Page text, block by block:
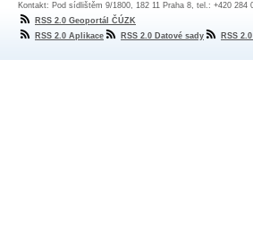
Kontakt: Pod sídlištěm 9/1800, 182 11 Praha 8, tel.: +420 284
RSS 2.0 Geoportál ČÚZK
RSS 2.0 Aplikace
RSS 2.0 Datové sady RSS